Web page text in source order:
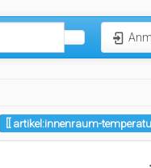
artikel:innenraum-